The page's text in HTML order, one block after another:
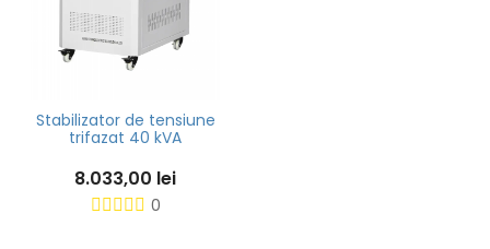
Stabilizator de tensiune
trifazat 40 kVA
8.033,00 lei
0